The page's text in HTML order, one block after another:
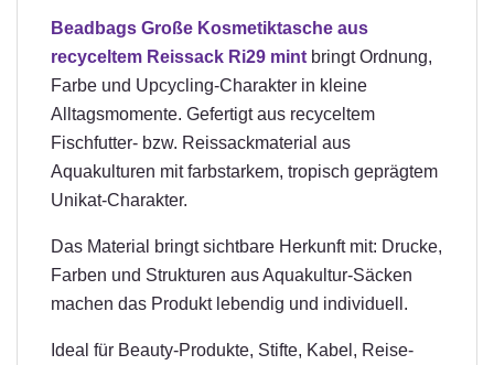
Beadbags Große Kosmetiktasche aus
recyceltem Reissack Ri29 mint bringt Ordnung,
Farbe und Upcycling-Charakter in kleine
Alltagsmomente. Gefertigt aus recyceltem
Fischfutter- bzw. Reissackmaterial aus
Aquakulturen mit farbstarkem, tropisch geprägtem
Unikat-Charakter.
Das Material bringt sichtbare Herkunft mit: Drucke,
Farben und Strukturen aus Aquakultur-Säcken
machen das Produkt lebendig und individuell.
Ideal für Beauty-Produkte, Stifte, Kabel, Reise-